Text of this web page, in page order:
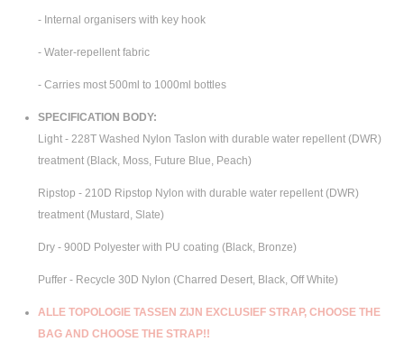
- Internal organisers with key hook
- Water-repellent fabric
- Carries most 500ml to 1000ml bottles
SPECIFICATION BODY:
Light - 228T Washed Nylon Taslon with durable water repellent (DWR)
treatment (Black, Moss, Future Blue, Peach)
Ripstop - 210D Ripstop Nylon with durable water repellent (DWR)
treatment (Mustard, Slate)
Dry - 900D Polyester with PU coating (Black, Bronze)
Puffer - Recycle 30D Nylon (Charred Desert, Black, Off White)
ALLE TOPOLOGIE TASSEN ZIJN EXCLUSIEF STRAP, CHOOSE THE
BAG AND CHOOSE THE STRAP!!